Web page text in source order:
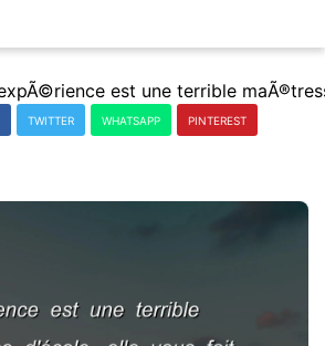
TWITTER WHATSAPP PINTEREST